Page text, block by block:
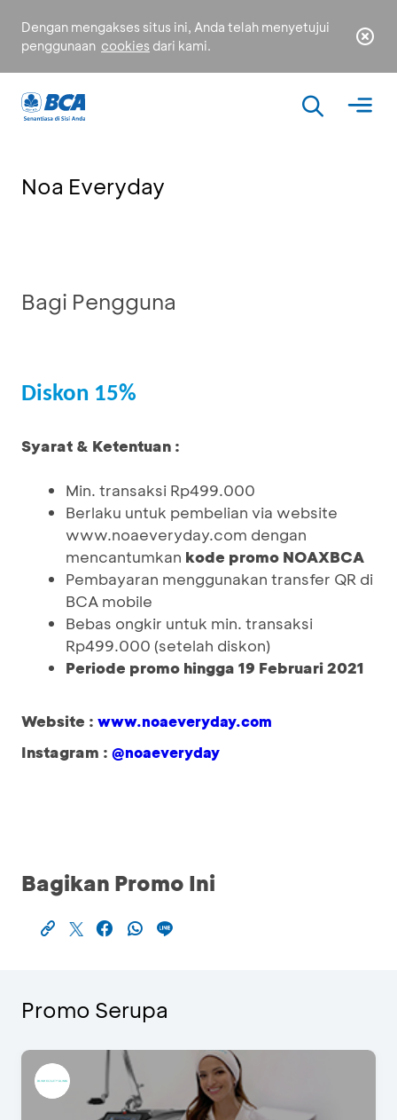
Dengan mengakses situs ini, Anda telah menyetujui
penggunaan cookies dari kami.
Noa Everyday
Bagi Pengguna
Diskon 15%
Syarat & Ketentuan :
Min. transaksi Rp499.000
Berlaku untuk pembelian via website
www.noaeveryday.com dengan
mencantumkan kode promo NOAXBCA
Pembayaran menggunakan transfer QR di
BCA mobile
Bebas ongkir untuk min. transaksi
Rp499.000 (setelah diskon)
Periode promo hingga 19 Februari 2021
Website : www.noaeveryday.com
Instagram : @noaeveryday
Bagikan Promo Ini
Promo Serupa